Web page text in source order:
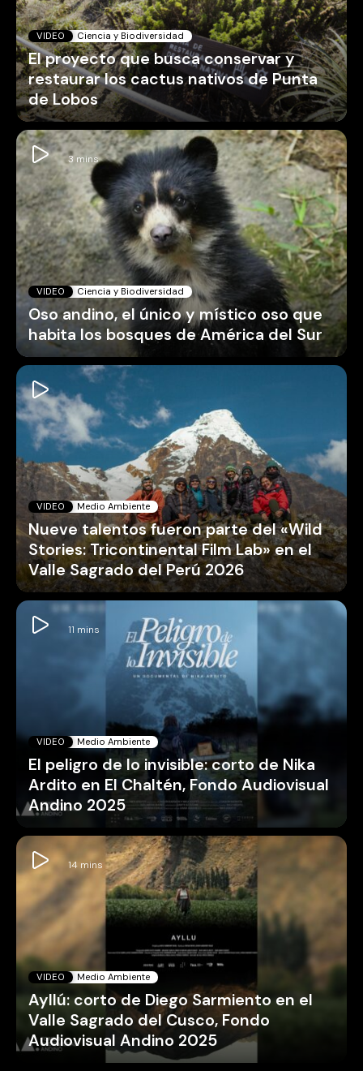
VIDEO Ciencia y Biodiversidad
El proyecto que busca conservar y
restaurar los cactus nativos de Punta
de Lobos
VIDEO Ciencia y Biodiversidad
Oso andino, el único y místico oso que
habita los bosques de América del Sur
VIDEO Medio Ambiente
Nueve talentos fueron parte del «Wild
Stories: Tricontinental Film Lab» en el
Valle Sagrado del Perú 2026
VIDEO Medio Ambiente
El peligro de lo invisible: corto de Nika
Ardito en El Chaltén, Fondo Audiovisual
Andino 2025
VIDEO Medio Ambiente
Ayllú: corto de Diego Sarmiento en el
Valle Sagrado del Cusco, Fondo
Audiovisual Andino 2025